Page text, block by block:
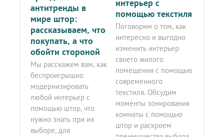
антитренды в
мире штор:
рассказываем, что
покупать, а что
обойти стороной
Мы расскажем вам, как
беспроигрышно
модернизировать
любой интерьер с
помощью штор, что
нужно знать при их
выборе, для
интерьер с
помощью текстиля
Поговорим о том, как
интересно и выгодно
изменить интерьер
своего жилого
помещения с помощью
современного
текстиля. Обсудим
моменты зонирования
комнаты с помощью
штор и раскроем